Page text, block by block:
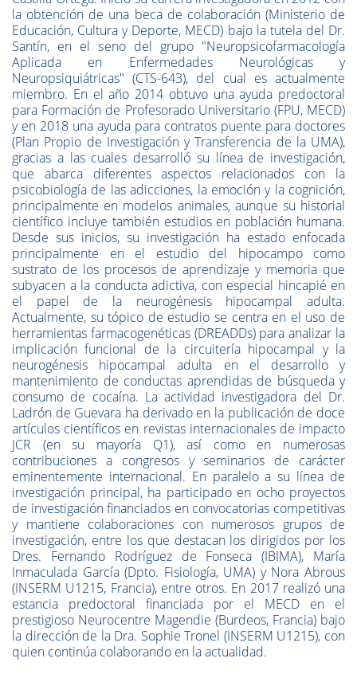
la obtención de una beca de colaboración (Ministerio de
Educación, Cultura y Deporte, MECD) bajo la tutela del Dr.
Santín, en el seno del grupo "Neuropsicofarmacología
Aplicada en Enfermedades Neurológicas y
Neuropsiquiátricas" (CTS-643), del cual es actualmente
miembro. En el año 2014 obtuvo una ayuda predoctoral
para Formación de Profesorado Universitario (FPU, MECD)
y en 2018 una ayuda para contratos puente para doctores
(Plan Propio de Investigación y Transferencia de la UMA),
gracias a las cuales desarrolló su línea de investigación,
que abarca diferentes aspectos relacionados con la
psicobiología de las adicciones, la emoción y la cognición,
principalmente en modelos animales, aunque su historial
científico incluye también estudios en población humana.
Desde sus inicios, su investigación ha estado enfocada
principalmente en el estudio del hipocampo como
sustrato de los procesos de aprendizaje y memoria que
subyacen a la conducta adictiva, con especial hincapié en
el papel de la neurogénesis hipocampal adulta.
Actualmente, su tópico de estudio se centra en el uso de
herramientas farmacogenéticas (DREADDs) para analizar la
implicación funcional de la circuitería hipocampal y la
neurogénesis hipocampal adulta en el desarrollo y
mantenimiento de conductas aprendidas de búsqueda y
consumo de cocaína. La actividad investigadora del Dr.
Ladrón de Guevara ha derivado en la publicación de doce
artículos científicos en revistas internacionales de impacto
JCR (en su mayoría Q1), así como en numerosas
contribuciones a congresos y seminarios de carácter
eminentemente internacional. En paralelo a su línea de
investigación principal, ha participado en ocho proyectos
de investigación financiados en convocatorias competitivas
y mantiene colaboraciones con numerosos grupos de
investigación, entre los que destacan los dirigidos por los
Dres. Fernando Rodríguez de Fonseca (IBIMA), María
Inmaculada García (Dpto. Fisiología, UMA) y Nora Abrous
(INSERM U1215, Francia), entre otros. En 2017 realizó una
estancia predoctoral financiada por el MECD en el
prestigioso Neurocentre Magendie (Burdeos, Francia) bajo
la dirección de la Dra. Sophie Tronel (INSERM U1215), con
quien continúa colaborando en la actualidad.